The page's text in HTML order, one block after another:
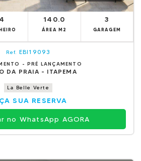
4 140.0
ÁREA M2
3
GARAGEM
Ref. EBI19093
- PRÉ LANÇAMENTO
DA PRAIA - ITAPEMA
La Belle Verte
SUA RESERVA
no WhatsApp AGORA